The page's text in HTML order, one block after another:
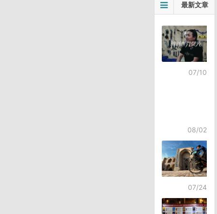
最新文章
07/10
08/02
07/24